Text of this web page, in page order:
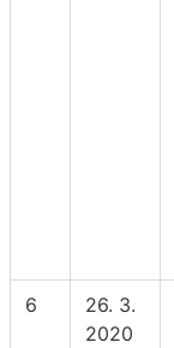
6
26. 3.
2020